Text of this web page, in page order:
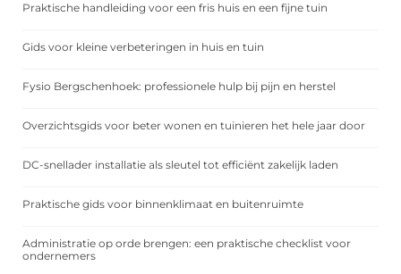
Praktische handleiding voor een fris huis en een fijne tuin
Gids voor kleine verbeteringen in huis en tuin
Fysio Bergschenhoek: professionele hulp bij pijn en herstel
Overzichtsgids voor beter wonen en tuinieren het hele jaar door
DC-snellader installatie als sleutel tot efficiënt zakelijk laden
Praktische gids voor binnenklimaat en buitenruimte
Administratie op orde brengen: een praktische checklist voor
ondernemers